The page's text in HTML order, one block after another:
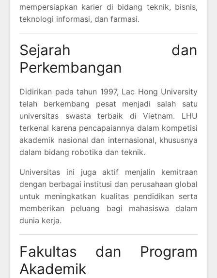
mempersiapkan karier di bidang teknik, bisnis,
teknologi informasi, dan farmasi.
Sejarah dan
Perkembangan
Didirikan pada tahun 1997, Lac Hong University
telah berkembang pesat menjadi salah satu
universitas swasta terbaik di Vietnam. LHU
terkenal karena pencapaiannya dalam kompetisi
akademik nasional dan internasional, khususnya
dalam bidang robotika dan teknik.
Universitas ini juga aktif menjalin kemitraan
dengan berbagai institusi dan perusahaan global
untuk meningkatkan kualitas pendidikan serta
memberikan peluang bagi mahasiswa dalam
dunia kerja.
Fakultas dan Program
Akademik